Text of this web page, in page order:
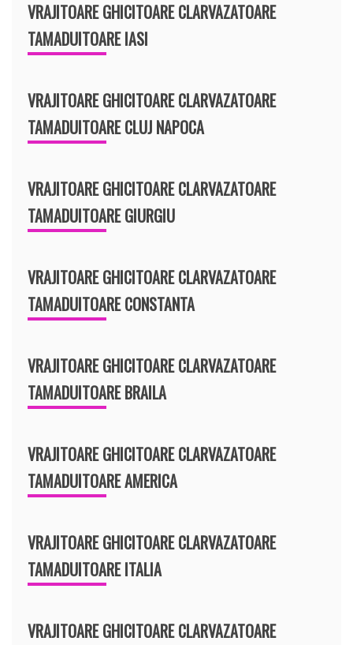
VRAJITOARE GHICITOARE CLARVAZATOARE
TAMADUITOARE IASI
VRAJITOARE GHICITOARE CLARVAZATOARE
TAMADUITOARE CLUJ NAPOCA
VRAJITOARE GHICITOARE CLARVAZATOARE
TAMADUITOARE GIURGIU
VRAJITOARE GHICITOARE CLARVAZATOARE
TAMADUITOARE CONSTANTA
VRAJITOARE GHICITOARE CLARVAZATOARE
TAMADUITOARE BRAILA
VRAJITOARE GHICITOARE CLARVAZATOARE
TAMADUITOARE AMERICA
VRAJITOARE GHICITOARE CLARVAZATOARE
TAMADUITOARE ITALIA
VRAJITOARE GHICITOARE CLARVAZATOARE